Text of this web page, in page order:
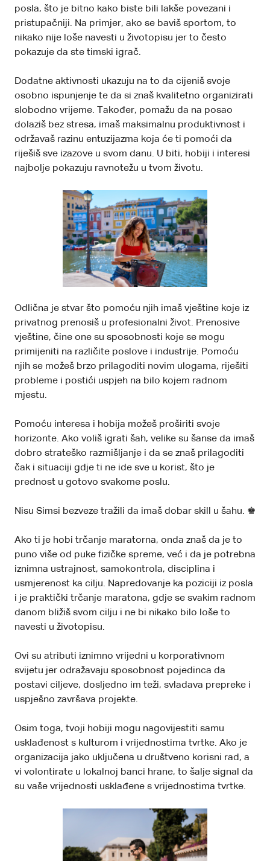
posla, što je bitno kako biste bili lakše povezani i
pristupačniji. Na primjer, ako se baviš sportom, to
nikako nije loše navesti u životopisu jer to često
pokazuje da ste timski igrač.
Dodatne aktivnosti ukazuju na to da cijeniš svoje
osobno ispunjenje te da si znaš kvalitetno organizirati
slobodno vrijeme. Također, pomažu da na posao
dolaziš bez stresa, imaš maksimalnu produktivnost i
održavaš razinu entuzijazma koja će ti pomoći da
riješiš sve izazove u svom danu. U biti, hobiji i interesi
najbolje pokazuju ravnotežu u tvom životu.
Odlična je stvar što pomoću njih imaš vještine koje iz
privatnog prenosiš u profesionalni život. Prenosive
vještine, čine one su sposobnosti koje se mogu
primijeniti na različite poslove i industrije. Pomoću
njih se možeš brzo prilagoditi novim ulogama, riješiti
probleme i postići uspjeh na bilo kojem radnom
mjestu.
Pomoću interesa i hobija možeš proširiti svoje
horizonte. Ako voliš igrati šah, velike su šanse da imaš
dobro strateško razmišljanje i da se znaš prilagoditi
čak i situaciji gdje ti ne ide sve u korist, što je
prednost u gotovo svakome poslu.
Nisu Simsi bezveze tražili da imaš dobar skill u šahu. ♚
Ako ti je hobi trčanje maratorna, onda znaš da je to
puno više od puke fizičke spreme, već i da je potrebna
iznimna ustrajnost, samokontrola, disciplina i
usmjerenost ka cilju. Napredovanje ka poziciji iz posla
i je praktički trčanje maratona, gdje se svakim radnom
danom bližiš svom cilju i ne bi nikako bilo loše to
navesti u životopisu.
Ovi su atributi iznimno vrijedni u korporativnom
svijetu jer odražavaju sposobnost pojedinca da
postavi ciljeve, dosljedno im teži, svladava prepreke i
uspješno završava projekte.
Osim toga, tvoji hobiji mogu nagovijestiti samu
usklađenost s kulturom i vrijednostima tvrtke. Ako je
organizacija jako uključena u društveno korisni rad, a
vi volontirate u lokalnoj banci hrane, to šalje signal da
su vaše vrijednosti usklađene s vrijednostima tvrtke.